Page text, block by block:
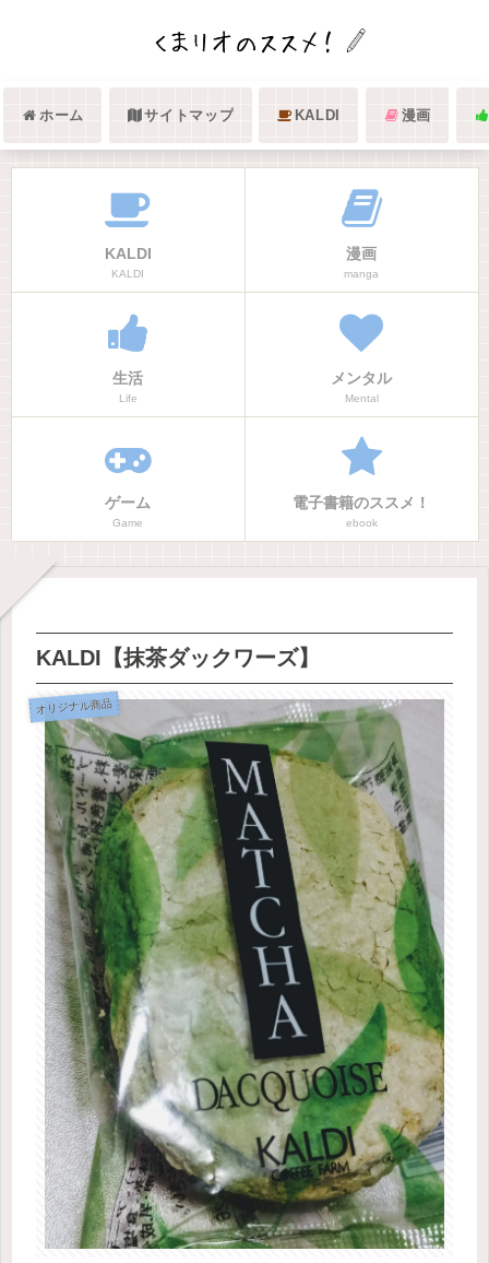
ホーム サイトマップ KALDI 漫画
KALDI
KALDI
漫画
manga
生活
Life
メンタル
Mental
ゲーム
Game
電子書籍のススメ！
ebook
KALDI【抹茶ダックワーズ】
オリジナル商品